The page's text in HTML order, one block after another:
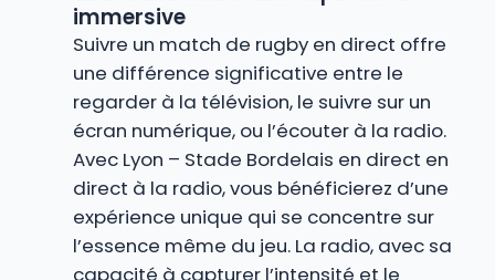
immersive
Suivre un match de rugby en direct offre
une différence significative entre le
regarder à la télévision, le suivre sur un
écran numérique, ou l’écouter à la radio.
Avec Lyon – Stade Bordelais en direct en
direct à la radio, vous bénéficierez d’une
expérience unique qui se concentre sur
l’essence même du jeu. La radio, avec sa